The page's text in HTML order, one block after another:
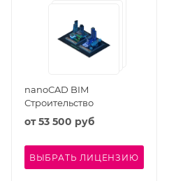
nanoCAD BIM
Строительство
от53 500 руб
ВЫБРАТЬ ЛИЦЕНЗИЮ